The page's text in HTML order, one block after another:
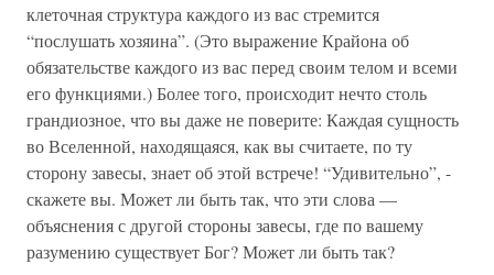
клеточная структура каждого из вас стремится
“послушать хозяина”. (Это выражение Крайона об
обязательстве каждого из вас перед своим телом и всеми
его функциями.) Более того, происходит нечто столь
грандиозное, что вы даже не поверите: Каждая сущность
во Вселенной, находящаяся, как вы считаете, по ту
сторону завесы, знает об этой встрече! “Удивительно”, -
скажете вы. Может ли быть так, что эти слова —
объяснения с другой стороны завесы, где по вашему
разумению существует Бог? Может ли быть так?